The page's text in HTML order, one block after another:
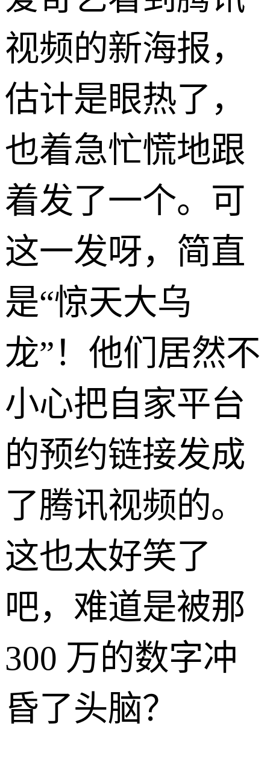
视频的新海报，
估计是眼热了，
也着急忙慌地跟
着发了一个。可
这一发呀，简直
是“惊天大乌
龙”！他们居然不
小心把自家平台
的预约链接发成
了腾讯视频的。
这也太好笑了
吧，难道是被那
300 万的数字冲
昏了头脑？